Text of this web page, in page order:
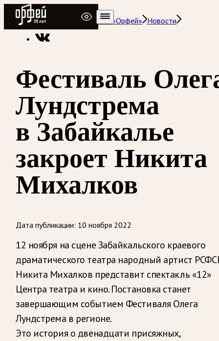
Радио Орфей
Радио классической музыки «Орфей» Новости
Фестиваль
Лундстрема
в Забайкалье
закроет Никита
Михалков
Дата публикации: 10 ноября 2022
12 ноября на сцене Забайкальского краевого
драматического театра народный артист
Никита Михалков представит спектакль «12»
Центра театра и кино. Постановка станет
завершающим событием Фестиваля Олега
Лундстрема в регионе.
Это история о двенадцати присяжных,